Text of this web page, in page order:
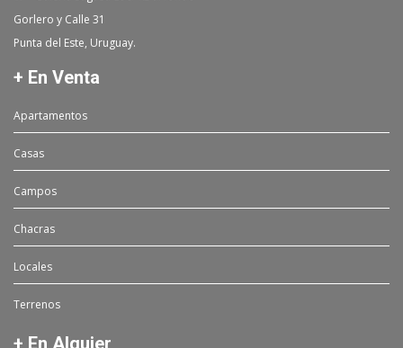
Gorlero y Calle 31
Punta del Este, Uruguay.
+ En Venta
Apartamentos
Casas
Campos
Chacras
Locales
Terrenos